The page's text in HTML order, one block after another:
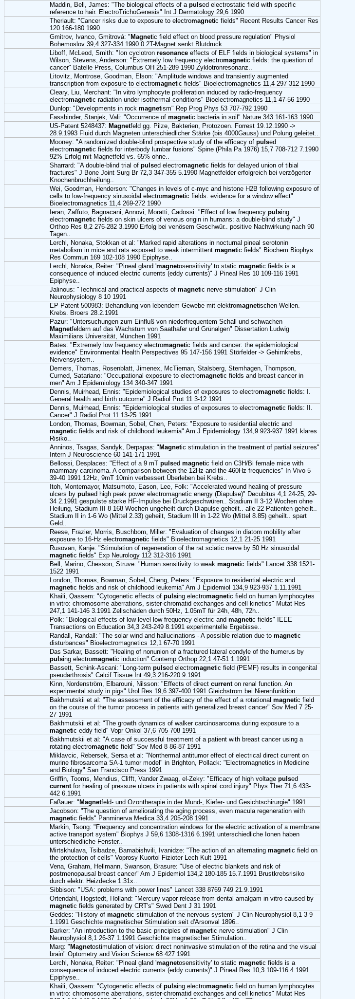
Maddin, Bell, James: "The biological effects of a pulsed electrostatic field with specific
reference to hair. ElectroTrichoGenesis" Int J Dermatology 29,6 1990
Theriault: "Cancer risks due to exposure to electromagnetic fields" Recent Results Cancer Res
120 166-180 1990
Gmitrov, Ivanco, Gmitrová: "Magnetic field effect on blood pressure regulation" Physiol
Bohemoslov 39,4 327-334 1990 0.2T-Magnet senkt Blutdruck..
Liboff, McLeod, Smith: "Ion cyclotron resonance effects of ELF fields in biological systems" in
Wilson, Stevens, Anderson: "Extremely low frequency electromagnetic fields: the question of
cancer" Batelle Press, Columbus OH 251-289 1990 Zyklotronresonanz..
Litovitz, Montrose, Goodman, Elson: "Amplitude windows and transiently augmented
transcription from exposure to electromagnetic fields" Bioelectromagnetics 11,4 297-312 1990
Cleary, Liu, Merchant: "In vitro lymphocyte proliferation induced by radio-frequency
electromagnetic radiation under isothermal conditions" Bioelectromagnetics 11,1 47-56 1990
Dunlop: "Developments in rock magnetism" Rep Prog Phys 53 707-792 1990
Fassbinder, Stanjek, Vali: "Occurrence of magnetic bacteria in soil" Nature 343 161-163 1990
US-Patent 5248437: Magnetfeld gg. Pilze, Bakterien, Protozoen. Forrest 19.12.1990 ->
28.9.1993 Fluid durch Magneten unterschiedlicher Stärke (bis 4000Gauss) und Polung geleitet..
Mooney: "A randomized double-blind prospective study of the efficacy of pulsed
electromagnetic fields for interbody lumbar fusions" Spine (Phila Pa 1976) 15,7 708-712 7.1990
92% Erfolg mit Magnetfeld vs. 65% ohne..
Sharrard: "A double-blind trial of pulsed electromagnetic fields for delayed union of tibial
fractures" J Bone Joint Surg Br 72,3 347-355 5.1990 Magnetfelder erfolgreich bei verzögerter
Knochenbruchheilung..
Wei, Goodman, Henderson: "Changes in levels of c-myc and histone H2B following exposure of
cells to low-frequency sinusoidal electromagnetic fields: evidence for a window effect"
Bioelectromagnetics 11,4 269-272 1990
Ieran, Zaffuto, Bagnacani, Annovi, Moratti, Cadossi: "Effect of low frequency pulsing
electromagnetic fields on skin ulcers of venous origin in humans: a double-blind study" J
Orthop Res 8,2 276-282 3.1990 Erfolg bei venösem Geschwür.. positive Nachwirkung nach 90
Tagen..
Lerchl, Nonaka, Stokkan et al: "Marked rapid alterations in nocturnal pineal serotonin
metabolism in mice and rats exposed to weak intermittent magnetic fields" Biochem Biophys
Res Commun 169 102-108 1990 Epiphyse..
Lerchl, Nonaka, Reiter: "Pineal gland 'magnetosensitivity' to static magnetic fields is a
consequence of induced electric currents (eddy currents)" J Pineal Res 10 109-116 1991
Epiphyse..
Jalinous: "Technical and practical aspects of magnetic nerve stimulation" J Clin
Neurophysiology 8 10 1991
EP-Patent 500983: Behandlung von lebendem Gewebe mit elektromagnetischen Wellen.
Krebs. Broers 28.2.1991
Pazur: "Untersuchungen zum Einfluß von niederfrequentem Schall und schwachen
Magnetfeldern auf das Wachstum von Saathafer und Grünalgen" Dissertation Ludwig
Maximilians Universität, München 1991
Bates: "Extremely low frequency electromagnetic fields and cancer: the epidemiological
evidence" Environmental Health Perspectives 95 147-156 1991 Störfelder -> Gehirnkrebs,
Nervensystem..
Demers, Thomas, Rosenblatt, Jimenex, McTiernan, Stalsberg, Stemhagen, Thompson,
Curned, Satariano: "Occupational exposure to electromagnetic fields and breast cancer in
men" Am J Epidemiology 134 340-347 1991
Dennis, Muirhead, Ennis: "Epidemiological studies of exposures to electromagnetic fields: I.
General health and birth outcome" J Radiol Prot 11 3-12 1991
Dennis, Muirhead, Ennis: "Epidemiological studies of exposures to electromagnetic fields: II.
Cancer" J Radiol Prot 11 13-25 1991
London, Thomas, Bowman, Sobel, Chen, Peters: "Exposure to residential electric and
magnetic fields and risk of childhood leukemia" Am J Epidemiology 134,9 923-937 1991 klares
Risiko..
Anninos, Tsagas, Sandyk, Derpapas: "Magnetic stimulation in the treatment of partial seizures"
Intern J Neuroscience 60 141-171 1991
Bellossi, Desplaces: "Effect of a 9 mT pulsed magnetic field on C3H/Bi female mice with
mammary carcinoma. A comparison between the 12Hz and the 460Hz frequencies" In Vivo 5
39-40 1991 12Hz, 9mT 10min verbessert Überleben bei Krebs..
Itoh, Montemayor, Matsumoto, Eason, Lee, Folk: "Accelerated wound healing of pressure
ulcers by pulsed high peak power electromagnetic energy (Diapulse)" Decubitus 4,1 24-25, 29-
34 2.1991 gespulste starke HF-Impulse bei Druckgeschwüren.. Stadium II 3-12 Wochen ohne
Heilung, Stadium III 8-168 Wochen ungeheilt durch Diapulse geheilt.. alle 22 Patienten geheilt..
Stadium II in 1-6 Wo (Mittel 2.33) geheilt, Stadium III in 1-22 Wo (Mittel 8.85) geheilt.. spart
Geld..
Reese, Frazier, Morris, Buschbom, Miller: "Evaluation of changes in diatom mobility after
exposure to 16-Hz electromagnetic fields" Bioelectromagnetics 12,1 21-25 1991
Rusovan, Kanje: "Stimulation of regeneration of the rat sciatic nerve by 50 Hz sinusoidal
magnetic fields" Exp Neurology 112 312-316 1991
Bell, Marino, Chesson, Struve: "Human sensitivity to weak magnetic fields" Lancet 338 1521-
1522 1991
London, Thomas, Bowman, Sobel, Cheng, Peters: "Exposure to residential electric and
magnetic fields and risk of childhood leukemia" Am J Epidemiol 134,9 923-937 1.11.1991
Khaili, Qassem: "Cytogenetic effects of pulsing electromagnetic field on human lymphocytes
in vitro: chromosome aberrations, sister-chromatid exchanges and cell kinetics" Mutat Res
247,1 141-146 3.1991 Zellschäden durch 50Hz, 1.05mT für 24h, 48h, 72h..
Polk: "Biological effects of low-level low-frequency electric and magnetic fields" IEEE
Transactions on Education 34,3 243-249 8.1991 experimentelle Ergebisse..
Randall, Randall: "The solar wind and hallucinations - A possible relation due to magnetic
disturbances" Bioelectromagnetics 12,1 67-70 1991
Das Sarkar, Bassett: "Healing of nonunion of a fractured lateral condyle of the humerus by
pulsing electromagnetic induction" Contemp Orthop 22,1 47-51 1.1991
Bassett, Schink-Ascani: "Long-term pulsed electromagnetic field (PEMF) results in congenital
pseudarthrosis" Calcif Tissue Int 49,3 216-220 9.1991
Kinn, Nordenström, Elbarouni, Nilsson: "Effects of direct currenton renal function. An
experimental study in pigs" Urol Res 19,6 397-400 1991 Gleichstrom bei Nierenfunktion..
Bakhmutskii et al: "The assessment of the efficacy of the effect of a rotational magnetic field
on the course of the tumor process in patients with generalized breast cancer" Sov Med 7 25-
27 1991
Bakhmutskii et al: "The growth dynamics of walker carcinosarcoma during exposure to a
magnetic eddy field" Vopr Onkol 37,6 705-708 1991
Bakhmutskii et al: "A case of successful treatment of a patient with breast cancer using a
rotating electromagnetic field" Sov Med 8 86-87 1991
Miklavcic, Rebersek, Sersa et al: "Nonthermal antitumor effect of electrical direct current on
murine fibrosarcoma SA-1 tumor model" in Brighton, Pollack: "Electromagnetics in Medicine
and Biology" San Francisco Press 1991
Griffin, Tooms, Mendius, Clifft, Vander Zwaag, el-Zeky: "Efficacy of high voltage pulsed
currentfor healing of pressure ulcers in patients with spinal cord injury" Phys Ther 71,6 433-
442 6.1991
Faßauer: "Magnetfeld- und Ozontherapie in der Mund-, Kiefer- und Gesichtschirurgie" 1991
Jacobson: "The question of ameliorating the aging process, even macula regeneration with
magnetic fields" Panminerva Medica 33,4 205-208 1991
Markin, Tsong: "Frequency and concentration windows for the electric activation of a membrane
active transport system" Biophys J 59,6 1308-1316 6.1991 unterschiedliche Ionen haben
unterschiedliche Fenster..
Mirtskhulava, Tsibadze, Bamabishvili, Ivanidze: "The action of an alternating magnetic field on
the protection of cells" Voprosy Kuortol Fizioter Lech Kult 1991
Vena, Graham, Hellmann, Swanson, Brasure: "Use of electric blankets and risk of
postmenopausal breast cancer" Am J Epidemiol 134,2 180-185 15.7.1991 Brustkrebsrisiko
durch elektr. Heizdecke 1.31x..
Sibbison: "USA: problems with power lines" Lancet 338 8769 749 21.9.1991
Ortendahl, Hogstedt, Holland: "Mercury vapor release from dental amalgam in vitro caused by
magnetic fields generated by CRT's" Swed Dent J 31 1991
Geddes: "History of magnetic stimulation of the nervous system" J Clin Neurophysiol 8,1 3-9
1.1991 Geschichte magnetischer Stimulation seit d'Arsonval 1896..
Barker: "An introduction to the basic principles of magnetic nerve stimulation" J Clin
Neurophysiol 8,1 26-37 1.1991 Geschichte magnetischer Stimulation..
Marg: "Magnetostimulation of vision: direct noninvasive stimulation of the retina and the visual
brain" Optometry and Vision Science 68 427 1991
Lerchl, Nonaka, Reiter: "Pineal gland 'magnetosensitivity' to static magnetic fields is a
consequence of induced electric currents (eddy currents)" J Pineal Res 10,3 109-116 4.1991
Epiphyse..
Khaili, Qassem: "Cytogenetic effects of pulsing electromagnetic field on human lymphocytes
in vitro: chromosome aberrations, sister-chromatid exchanges and cell kinetics" Mutat Res